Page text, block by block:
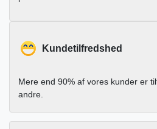
Kundetilfredshed
Mere end 90% af vores kunder er
andre.